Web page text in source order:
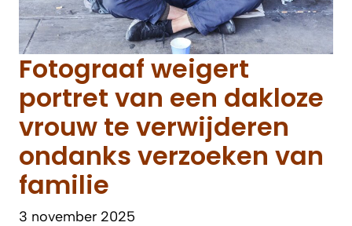
Fotograaf weigert
portret van een dakloze
vrouw te verwijderen
ondanks verzoeken van
familie
3 november 2025